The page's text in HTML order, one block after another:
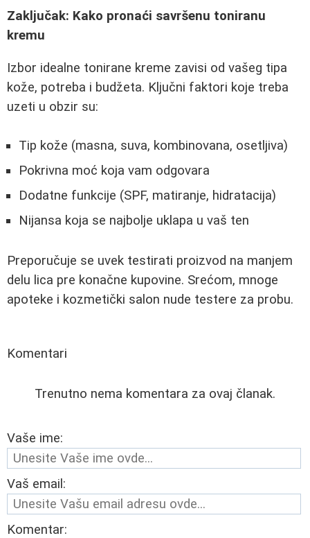
Zaključak: Kako pronaći savršenu toniranu
kremu
Izbor idealne tonirane kreme zavisi od vašeg tipa
kože, potreba i budžeta. Ključni faktori koje treba
uzeti u obzir su:
Tip kože (masna, suva, kombinovana, osetljiva)
Pokrivna moć koja vam odgovara
Dodatne funkcije (SPF, matiranje, hidratacija)
Nijansa koja se najbolje uklapa u vaš ten
Preporučuje se uvek testirati proizvod na manjem
delu lica pre konačne kupovine. Srećom, mnoge
apoteke i kozmetički salon nude testere za probu.
Komentari
Trenutno nema komentara za ovaj članak.
Vaše ime:
Vaš email:
Komentar: